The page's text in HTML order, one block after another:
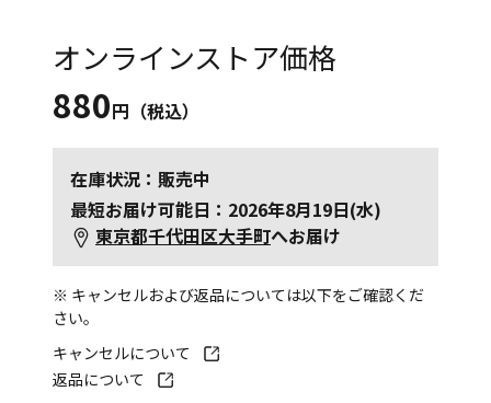
オンラインストア価格
880円（税込）
在庫状況：販売中
最短お届け可能日：2026年8月19日(水)
東京都千代田区大手町へお届け
※ キャンセルおよび返品については以下をご確認くだ
さい。
キャンセルについて
返品について